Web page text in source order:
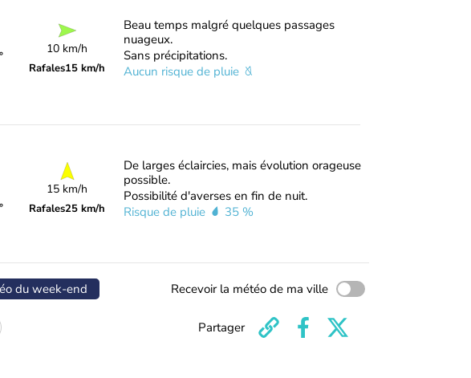
10 km/h
Rafales15 km/h
Beau temps malgré quelques passages
nuageux.
Sans précipitations.
Aucun risque de pluie
15 km/h
Rafales25 km/h
De larges éclaircies, mais évolution orageuse
possible.
Possibilité d'averses en fin de nuit.
Risque de pluie
35 %
du week-end Recevoir la météo de ma ville
Partager